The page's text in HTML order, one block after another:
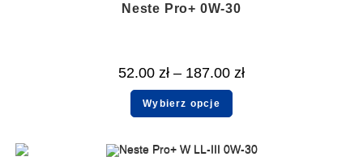
Neste Pro+ 0W-30
52.00 zł – 187.00 zł
Wybierz opcje